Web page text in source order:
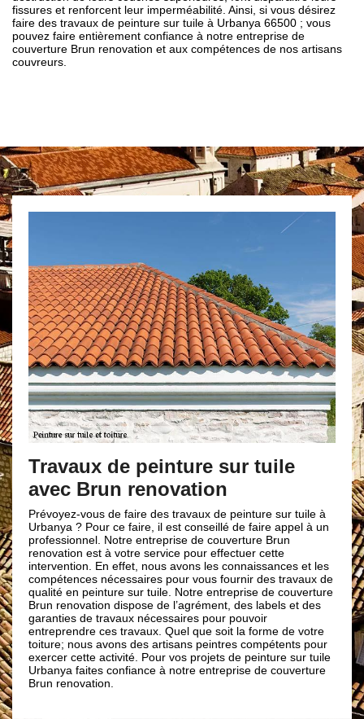
fissures et renforcent leur imperméabilité. Ainsi, si vous désirez
faire des travaux de peinture sur tuile à Urbanya 66500 ; vous
pouvez faire entièrement confiance à notre entreprise de
couverture Brun renovation et aux compétences de nos artisans
couvreurs.
tuile à
à un
et les
travaux de
et des
de votre
pour
sur tuile
Tout sur la peinture sur tuile
La toiture tient un rôle important pour la protection de votre
maison. Il faut donc en prendre soin et l’application de
peinture de toit est une intervention à prendre en compte.
Les tuiles, qu’elles soient en béton ou en terre cuite, sont
déjà protégées par une couche de peinture qui renforce
leurs éclats et leurs étanchéités. Toutefois, les effets de la
pluie et du soleil ainsi que les souillures peuvent détériorer
cette peinture de protection après un certain temps. D’où
nécessité de réaliser une peinture sur tuile. Vous pouvez
faire confiance à notre entreprise Brun renovation pour
occuper.